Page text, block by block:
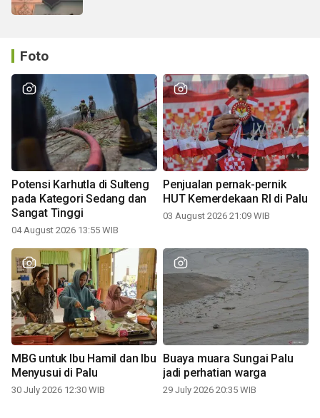
Foto
Potensi Karhutla di Sulteng
pada Kategori Sedang dan
Sangat Tinggi
04 August 2026 13:55 WIB
Penjualan pernak-pernik
HUT Kemerdekaan RI di Palu
03 August 2026 21:09 WIB
MBG untuk Ibu Hamil dan Ibu
Menyusui di Palu
30 July 2026 12:30 WIB
Buaya muara Sungai Palu
jadi perhatian warga
29 July 2026 20:35 WIB